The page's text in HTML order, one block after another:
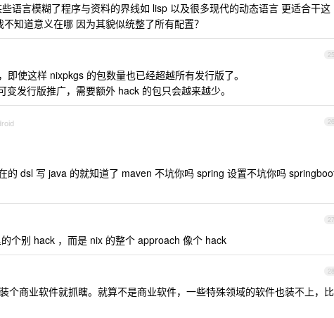
语言模糊了程序与资料的界线如 lisp 以及很多现代的动态语言 更适合干这
知道意义在哪 因为其貌似统整了所有配置？
25
即使这样 nixpkgs 的包数量也已经超越所有发行版了。
发行版推广，需要额外 hack 的包只会越来越少。
26
的 dsl 写 java 的就知道了 maven 不坑你吗 spring 设置不坑你吗
27
个别 hack ，而是 nix 的整个 approach 像个 hack
28
个商业软件就抓瞎。就算不是商业软件，一些特殊领域的软件也装不上，比